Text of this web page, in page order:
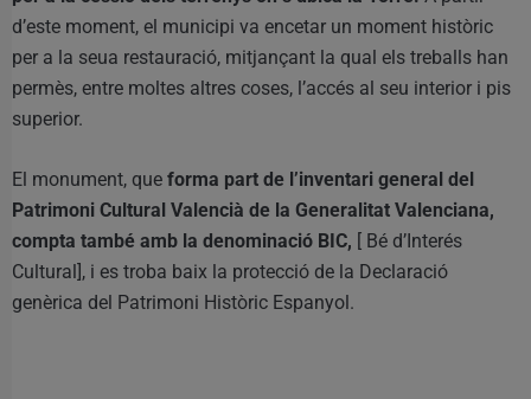
d’este moment, el municipi va encetar un moment històric
per a la seua restauració, mitjançant la qual els treballs han
permès, entre moltes altres coses, l’accés al seu interior i pis
superior.
El monument, que forma part de l’inventari general del
Patrimoni Cultural Valencià de la Generalitat Valenciana,
compta també amb la denominació BIC, [ Bé d’Interés
Cultural], i es troba baix la protecció de la Declaració
genèrica del Patrimoni Històric Espanyol.